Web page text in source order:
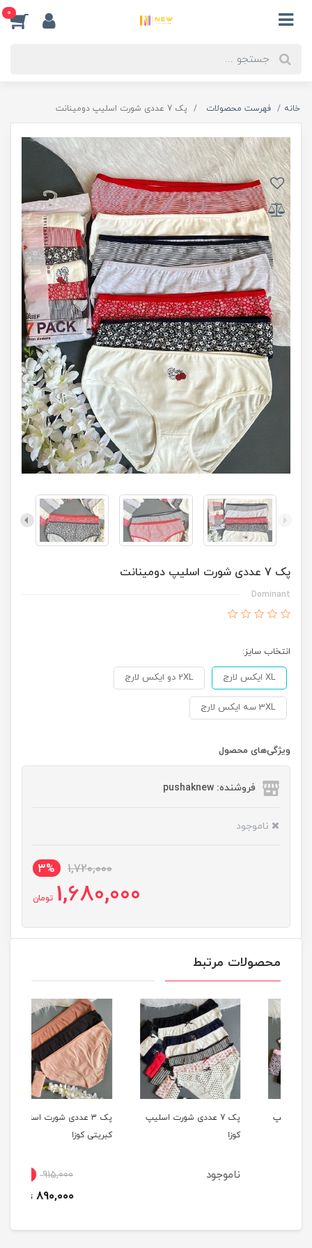
0
خانه فهرست محصولات پک 7 عددی شورت اسلیپ دومینانت
پک 7 عددی شورت اسلیپ دومینانت
Dominant
انتخاب سایز:
XL ایکس لارج 2XL دو ایکس لارج
3XL سه ایکس لارج
ویژگی‌های محصول
فروشنده: pushaknew
ناموجود
1,720,000
3%
1,680,000 تومان
محصولات مرتبط
پک 7 عددی شورت اسلیپ
ناموجود
پک 3 عددی شورت اسلیپ
کبریتی کوزا
915,000 3٪
890,000 تومان